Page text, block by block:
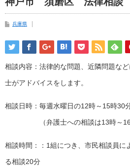
兵庫県
相談内容：法律的な問題、近隣問題な
士がアドバイスをします。
相談日時：毎週水曜日の12時～15時30
（弁護士への相談は13時～16時
相談時間：：1組につき、市民相談員に
る相談20分